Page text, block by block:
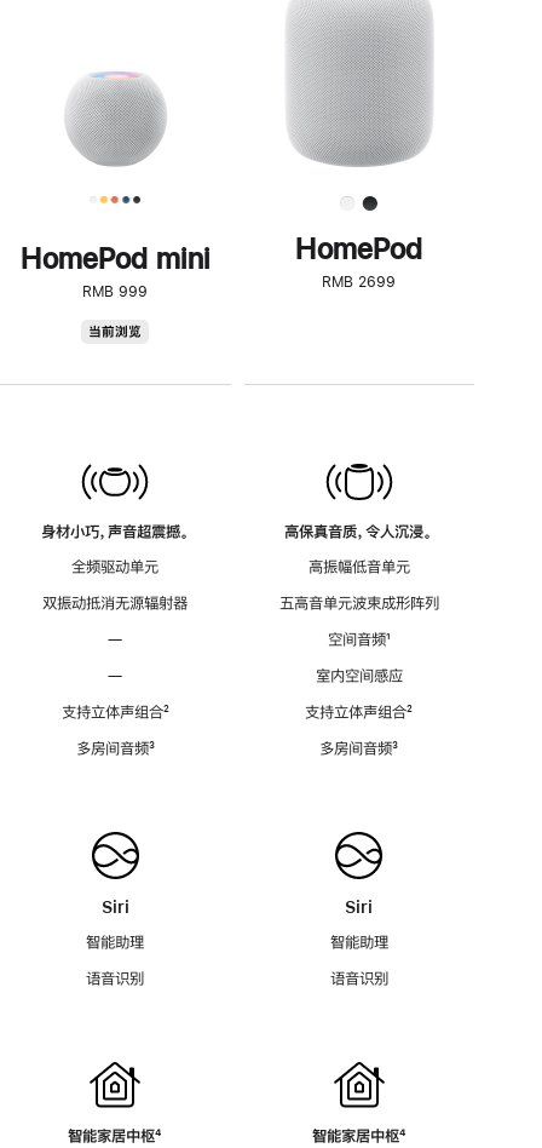
HomePod mini
RMB 999
当前浏览
身材小巧，声音超震撼。
全频驱动单元
双振动抵消无源辐射器
—
—
支持立体声组合脚
²
多房间音频脚
³
Siri
智能助理
语音识别
智能家居中枢脚
⁴
了
解
HomePod<
HomePod
RMB 2699
高保真音质，令人沉浸。
高振幅低音单元
五高音单元波束成形阵列
空间音频脚
¹
室内空间感应
支持立体声组合脚
²
多房间音频脚
³
Siri
智能助理
语音识别
智能家居中枢脚
⁴